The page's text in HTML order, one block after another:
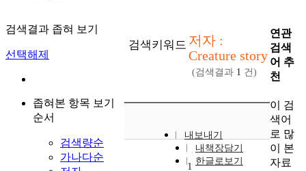
검색결과 좁혀 보기
선택해제
좁혀본 항목 보기
순서
검색량순
가나다순
검색키워드 저자 :
Creature story
(검색결과 1 건)
내보내기
내책장담기
한글로보기
1
연관
검색
어 추
천
이 검
색어
로 많
이 본
자료